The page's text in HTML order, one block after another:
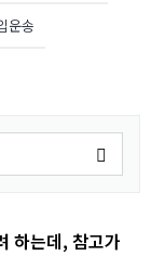
운송
하는데, 참고가